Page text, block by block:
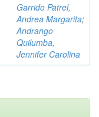
Garrido Patrel,
Andrea Margarita;
Andrango
Quilumba,
Jennifer Carolina